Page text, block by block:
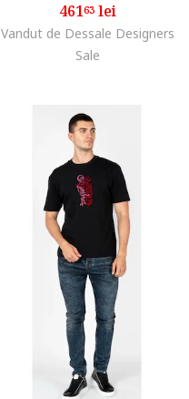
46163lei
Vandut de Dessale Designers
Sale